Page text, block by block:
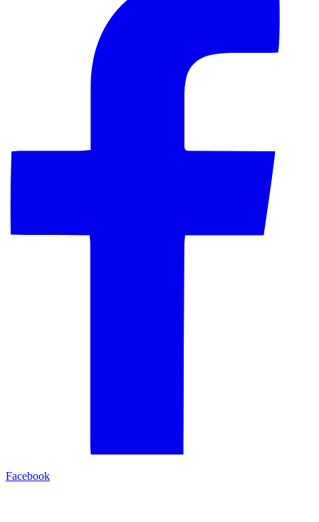
Facebook